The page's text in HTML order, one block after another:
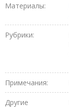
Материалы:
Рубрики:
Примечания:
Другие